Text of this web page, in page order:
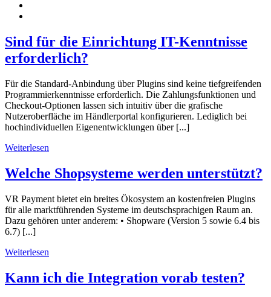
Sind für die Einrichtung IT-Kenntnisse
erforderlich?
Für die Standard-Anbindung über Plugins sind keine tiefgreifenden
Programmierkenntnisse erforderlich. Die Zahlungsfunktionen und
Checkout-Optionen lassen sich intuitiv über die grafische
Nutzeroberfläche im Händlerportal konfigurieren. Lediglich bei
hochindividuellen Eigenentwicklungen über [...]
Weiterlesen
Welche Shopsysteme werden unterstützt?
VR Payment bietet ein breites Ökosystem an kostenfreien Plugins
für alle marktführenden Systeme im deutschsprachigen Raum an.
Dazu gehören unter anderem: • Shopware (Version 5 sowie 6.4 bis
6.7) [...]
Weiterlesen
Kann ich die Integration vorab testen?